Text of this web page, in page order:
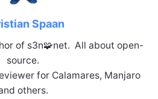
Spaan
of s3n🧩net. All about open-
source.
for Calamares, Manjaro
others.